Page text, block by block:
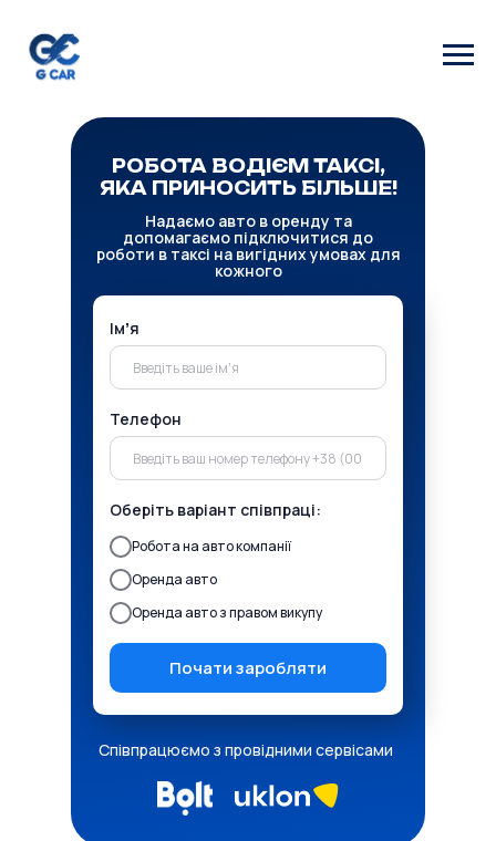
Співпрацюємо з провідними сервісами
Надаємо авто в оренду та
допомагаємо підключитися до
роботи в таксі на вигідних умовах для
кожного
РОБОТА ВОДІЄМ ТАКСІ,
ЯКА ПРИНОСИТЬ БІЛЬШЕ!
Імʼя
Телефон
Оберіть варіант співпраці:
Робота на авто компанії
Оренда авто
Оренда авто з правом викупу
Почати заробляти